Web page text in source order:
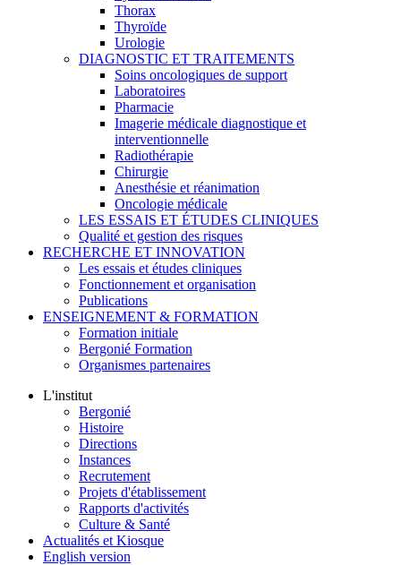
Thorax
Thyroïde
Urologie
DIAGNOSTIC ET TRAITEMENTS
Soins oncologiques de support
Laboratoires
Pharmacie
Imagerie médicale diagnostique et
interventionnelle
Radiothérapie
Chirurgie
Anesthésie et réanimation
Oncologie médicale
LES ESSAIS ET ÉTUDES CLINIQUES
Qualité et gestion des risques
RECHERCHE ET INNOVATION
Les essais et études cliniques
Fonctionnement et organisation
Publications
ENSEIGNEMENT & FORMATION
Formation initiale
Bergonié Formation
Organismes partenaires
L'institut
Bergonié
Histoire
Directions
Instances
Recrutement
Projets d'établissement
Rapports d'activités
Culture & Santé
Actualités et Kiosque
English version